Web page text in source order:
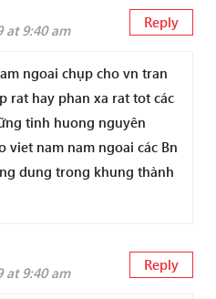
at 9:40 am
Reply
ngoai chụp cho vn tran
rat hay phan xa rat tot các
tinh huong nguyên
viet nam nam ngoai các Bn
dung trong khung thành
at 9:40 am
Reply